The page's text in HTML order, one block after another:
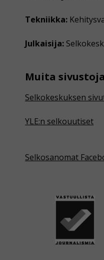
Tekniikka:
Julkaisija:
Muita
Selkokeskuksen
YLE:n selkouutiset
Selkosanomat